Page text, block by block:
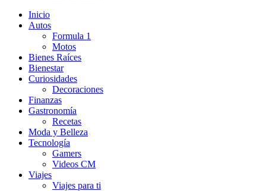
Inicio
Autos
Formula 1
Motos
Bienes Raíces
Bienestar
Curiosidades
Decoraciones
Finanzas
Gastronomía
Recetas
Moda y Belleza
Tecnología
Gamers
Videos CM
Viajes
Viajes para ti